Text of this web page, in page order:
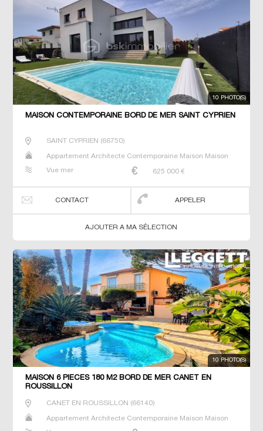
10 PHOTO(S)
MAISON CONTEMPORAINE BORD DE MER SAINT CYPRIEN
SAINT CYPRIEN (66750)
Appartement Architecte Contemporaine Maison Maison
Vue mer
625 000 €
CONTACT APPELER
AJOUTER A MA SÉLECTION
10 PHOTO(S)
MAISON 6 PIECES 180 M2 BORD DE MER CANET EN
ROUSSILLON
CANET EN ROUSSILLON (66140)
Appartement Architecte Contemporaine Maison Maison